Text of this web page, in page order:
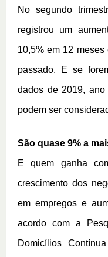
No segundo
registrou um
10,5% em 12
passado. E se
dados de 2019,
podem ser
São quase 9% a
E quem ganha
crescimento dos
em empregos e
acordo com a
Domicílios